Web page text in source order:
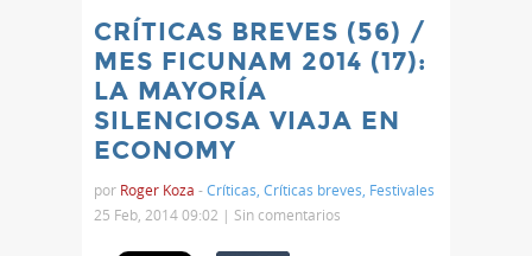
CRÍTICAS BREVES (56) /
MES FICUNAM 2014 (17):
LA MAYORÍA
SILENCIOSA VIAJA EN
ECONOMY
por Roger Koza -Críticas Críticas breves Festivales
25 Feb, 2014 09:02 | Sin comentarios